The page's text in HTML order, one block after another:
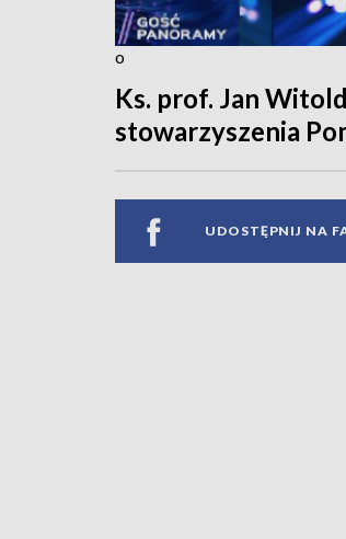
o
Ks. prof. Jan
stowarzyszenia
UDOSTĘPNIJ NA